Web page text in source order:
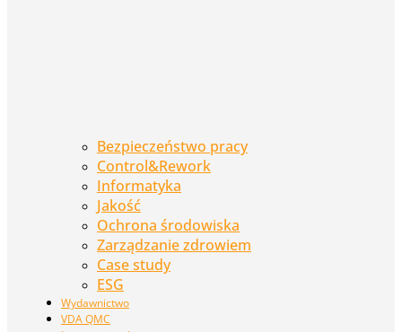
Bezpieczeństwo pracy
Control&Rework
Informatyka
Jakość
Ochrona środowiska
Zarządzanie zdrowiem
Case study
ESG
Wydawnictwo
VDA QMC